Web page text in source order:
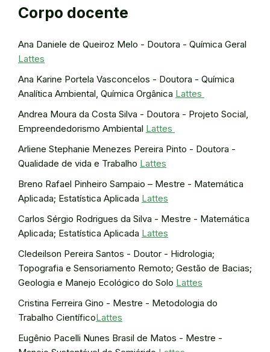
Corpo docente
Ana Daniele de Queiroz Melo - Doutora - Química Geral
Lattes
Ana Karine Portela Vasconcelos - Doutora - Química
Analítica Ambiental, Química Orgânica Lattes
Andrea Moura da Costa Silva - Doutora - Projeto Social,
Empreendedorismo Ambiental Lattes
Arliene Stephanie Menezes Pereira Pinto - Doutora -
Qualidade de vida e Trabalho Lattes
Breno Rafael Pinheiro Sampaio – Mestre - Matemática
Aplicada; Estatística Aplicada Lattes
Carlos Sérgio Rodrigues da Silva - Mestre - Matemática
Aplicada; Estatística Aplicada Lattes
Cledeilson Pereira Santos - Doutor - Hidrologia;
Topografia e Sensoriamento Remoto; Gestão de Bacias;
Geologia e Manejo Ecológico do Solo Lattes
Cristina Ferreira Gino - Mestre - Metodologia do
Trabalho CientíficoLattes
Eugênio Pacelli Nunes Brasil de Matos - Mestre -